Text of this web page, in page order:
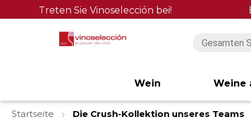
Treten Sie Vinoselección bei!
Wein Weine
Startseite
Die Crush-Kollektion unseres Teams